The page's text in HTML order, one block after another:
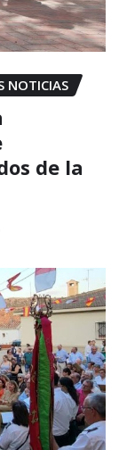
NOTICIAS
de la